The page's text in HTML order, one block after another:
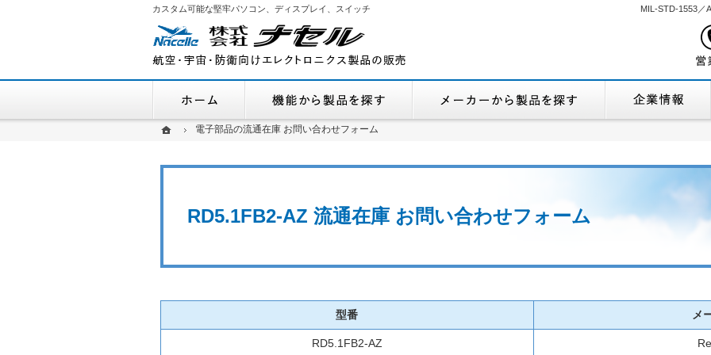
ホーム電子部品の流通在庫 お問い合わせフォーム
RD5.1FB2-AZ 流通在庫 お問い合わせフォーム
MIL-STD-1553／
カスタム可能な堅牢パソコン、ディスプレイ、スイッチ
型番 メ
RD5.1FB2-AZ
ホーム電子部品の流通在庫 お問い合わせフォーム